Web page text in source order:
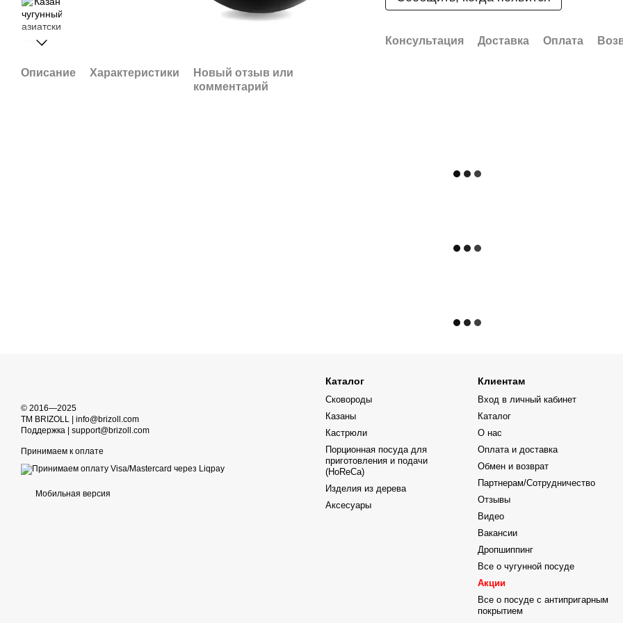
Описание Характеристики
Новый отзыв или
комментарий
Консультация Доставка Оплата
© 2016—2025
TM BRIZOLL | info@brizoll.com
Поддержка | support@brizoll.com
Принимаем к оплате
Мобильная версия
Каталог
Сковороды
Казаны
Кастрюли
Порционная посуда для
приготовления и подачи
(HoReCa)
Изделия из дерева
Аксесуары
Клиентам
Вход в личный кабинет
Каталог
О нас
Оплата и доставка
Обмен и возврат
Партнерам/Сотрудничество
Отзывы
Видео
Вакансии
Дропшиппинг
Все о чугунной посуде
Акции
Все о посуде с антипригарным
покрытием